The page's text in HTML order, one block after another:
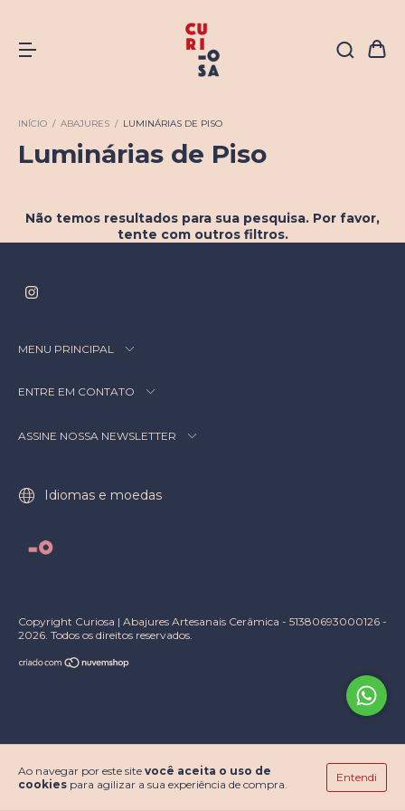
Ao navegar por este site você aceita o uso de
cookies para agilizar a sua experiência de compra.
Entendi
INÍCIO / ABAJURES / LUMINÁRIAS DE PISO
Luminárias de Piso
Não temos resultados para sua pesquisa. Por favor,
tente com outros filtros.
MENU PRINCIPAL
ENTRE EM CONTATO
ASSINE NOSSA NEWSLETTER
Idiomas e moedas
Copyright Curiosa | Abajures Artesanais Cerâmica - 51380693000126 -
2026. Todos os direitos reservados.